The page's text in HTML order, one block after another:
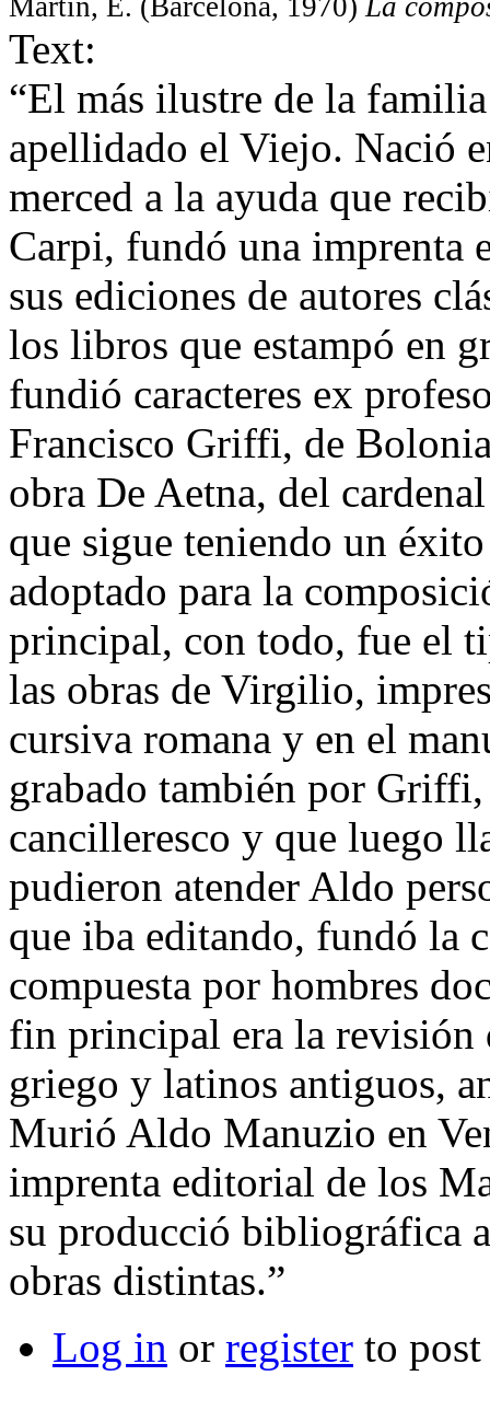
Text:
“El más ilustre de la
apellidado el Viejo. Nació
merced a la ayuda que
Carpi, fundó una imprenta
sus ediciones de autores
los libros que estampó en
fundió caracteres ex
Francisco Griffi, de
obra De Aetna, del
que sigue teniendo un
adoptado para la
principal, con todo, fue el
las obras de Virgilio,
cursiva romana y en el
grabado también por
cancilleresco y que luego
pudieron atender Aldo
que iba editando, fundó la
compuesta por hombres
fin principal era la revisión
griego y latinos antiguos,
Murió Aldo Manuzio en
imprenta editorial de los
su producció bibliográfica
obras distintas.”
Log in or register to